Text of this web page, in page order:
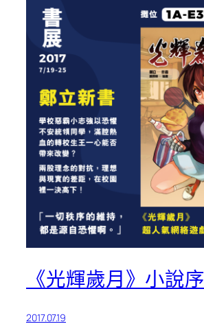
《光輝歲月》小說序
2017.07.19